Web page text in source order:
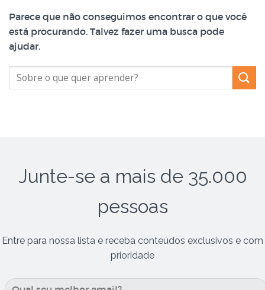
Parece que não conseguimos encontrar o que você
está procurando. Talvez fazer uma busca pode
ajudar.
Junte-se a mais de 35.000
pessoas
Entre para nossa lista e receba conteúdos exclusivos e com
prioridade